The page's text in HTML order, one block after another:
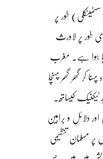
طور پر
طور پر لاورث
ہوا ہے. مغرب
کر گھر گھر پہنچا
ٹیکنیک کیساتھ.
دلائل و براہین
مسلمان تنظیمی